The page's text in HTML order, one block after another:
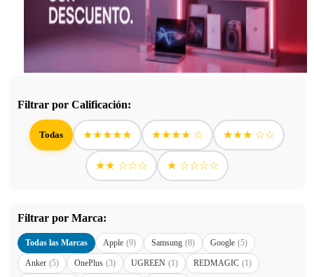
Filtrar por Calificación:
Todas ★★★★★ ★★★★ ☆ ★★★ ☆☆
★★ ☆☆☆ ★ ☆☆☆☆
Filtrar por Marca:
Todas las Marcas Apple (9) Samsung (8) Google (5)
Anker (5) OnePlus (3) UGREEN (1) REDMAGIC (1)